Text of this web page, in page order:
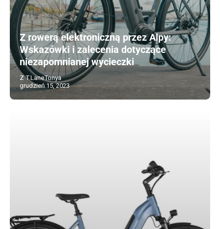
Z rowerą elektroniczną przez Alpy:
Wskazówki i zalecenia dotyczące
niezapomnianej wycieczki
Z T.LaneTonya
grudzień 15, 2023